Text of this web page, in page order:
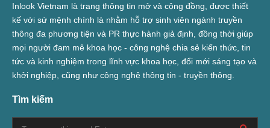
Inlook Vietnam là trang thông tin mở và cộng đồng, được thiết
kế với sứ mệnh chính là nhằm hỗ trợ sinh viên ngành truyền
thông đa phương tiện và PR thực hành giả định, đồng thời giúp
mọi người đam mê khoa học - công nghệ chia sẻ kiến thức, tin
tức và kinh nghiệm trong lĩnh vực khoa học, đổi mới sáng tạo và
khởi nghiệp, cũng như công nghệ thông tin - truyền thông.
Tìm kiếm